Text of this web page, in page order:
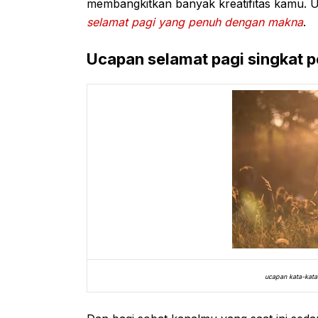
membangkitkan banyak kreatifitas kamu.
selamat pagi yang penuh dengan makna.
Ucapan selamat pagi singkat
ucapan kata-